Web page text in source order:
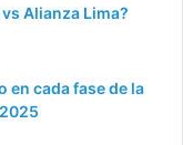
Alianza Lima?
en cada fase de la